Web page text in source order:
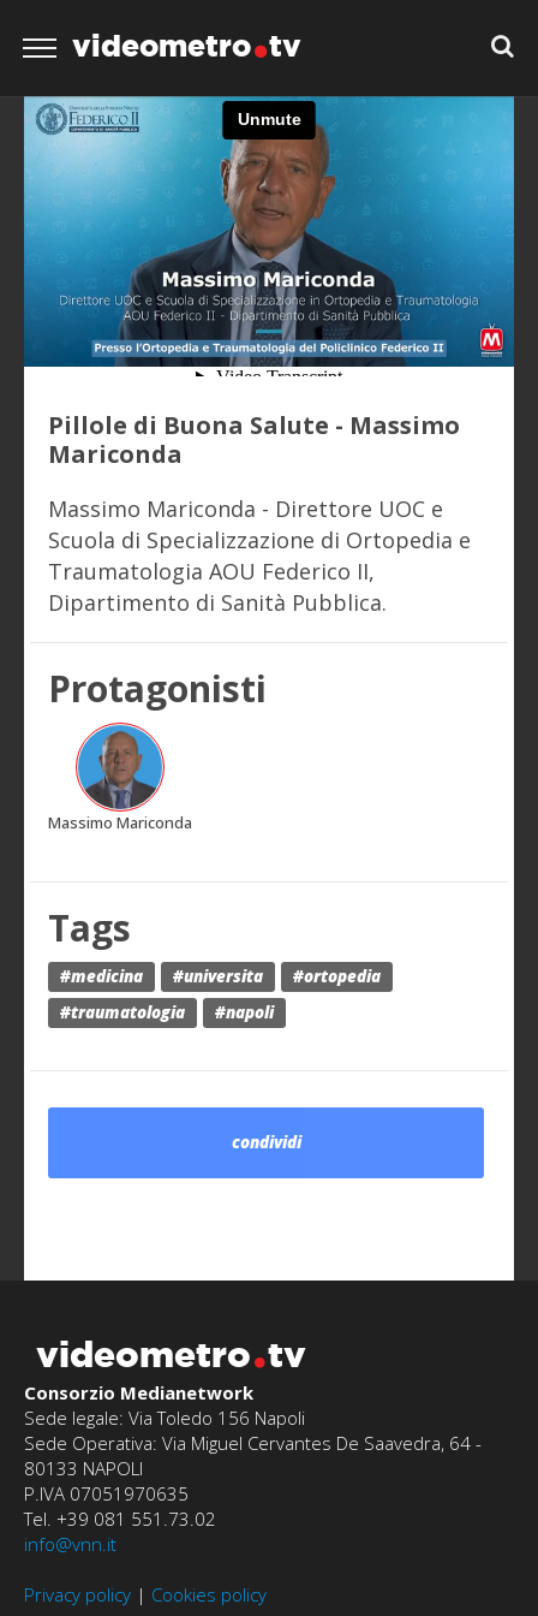
videometro tv
Pillole di Buona Salute - Massimo
Mariconda
Massimo Mariconda - Direttore UOC e
Scuola di Specializzazione di Ortopedia e
Traumatologia AOU Federico II,
Dipartimento di Sanità Pubblica.
Protagonisti
Massimo Mariconda
Tags
#medicina #universita
#ortopedia
#traumatologia
#napoli
condividi
videometro tv
Consorzio Medianetwork
Sede legale: Via Toledo 156 Napoli
Sede Operativa: Via Miguel Cervantes De Saavedra, 64 -
80133 NAPOLI
P.IVA 07051970635
Tel. +39 081 551.73.02
info@vnn.it
Privacy policy | Cookies policy